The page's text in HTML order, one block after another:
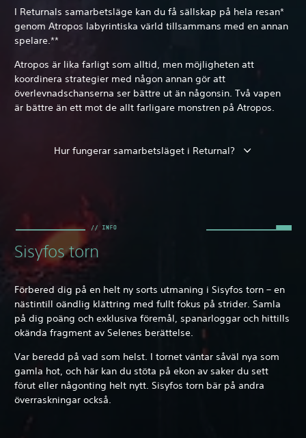
I Returnals samarbetsläge kan du få sällskap på hela resan*
genom Atropos labyrintiska värld tillsammans med en annan
spelare.**
Atropos är lika farligt som alltid, men möjligheten att
koordinera strategier med någon annan gör att
överlevnadschanserna ser bättre ut än någonsin. Två vapen
är bättre än ett mot de allt farligare monstren på Atropos.
Hur fungerar samarbetsläget i Returnal?
Sisyfos torn
Förbered dig på en helt ny sorts utmaning i Sisyfos torn – en
nästintill oändlig klättring med fullt fokus på strider. Samla
på dig poäng och exklusiva föremål, spanarloggar och hittills
okända fragment av Selenes berättelse.
Var beredd på vad som helst. I tornet väntar såväl nya som
gamla hot, och här kan du stöta på ekon av saker du sett
förut eller någonting helt nytt. Sisyfos torn bär på andra
överraskningar också.